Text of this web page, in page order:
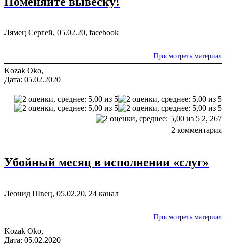
Лямец Сергей, 05.02.20, facebook
Просмотреть материал
Kozak Oko,
Дата: 05.02.2020
2, 267
2 комментария
Убойный месяц в исполнении «слуг»
Леонид Швец, 05.02.20, 24 канал
Просмотреть материал
Kozak Oko,
Дата: 05.02.2020